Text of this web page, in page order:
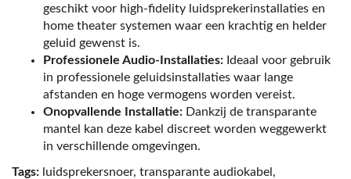
geschikt voor high-fidelity luidsprekerinstallaties en
home theater systemen waar een krachtig en helder
geluid gewenst is.
Professionele Audio-Installaties: Ideaal voor gebruik
in professionele geluidsinstallaties waar lange
afstanden en hoge vermogens worden vereist.
Onopvallende Installatie: Dankzij de transparante
mantel kan deze kabel discreet worden weggewerkt
in verschillende omgevingen.
Tags: luidsprekersnoer, transparante audiokabel,